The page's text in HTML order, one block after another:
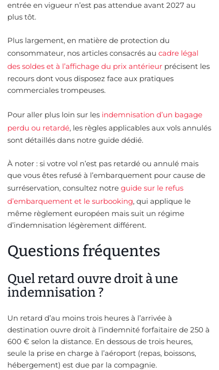
entrée en vigueur n’est pas attendue avant 2027 au
plus tôt.
Plus largement, en matière de protection du
consommateur, nos articles consacrés au cadre légal
des soldes et à l’affichage du prix antérieur précisent les
recours dont vous disposez face aux pratiques
commerciales trompeuses.
Pour aller plus loin sur les indemnisation d’un bagage
perdu ou retardé, les règles applicables aux vols annulés
sont détaillés dans notre guide dédié.
À noter : si votre vol n’est pas retardé ou annulé mais
que vous êtes refusé à l’embarquement pour cause de
surréservation, consultez notre guide sur le refus
d’embarquement et le surbooking, qui applique le
même règlement européen mais suit un régime
d’indemnisation légèrement différent.
Questions fréquentes
Quel retard ouvre droit à une
indemnisation ?
Un retard d’au moins trois heures à l’arrivée à
destination ouvre droit à l’indemnité forfaitaire de 250 à
600 € selon la distance. En dessous de trois heures,
seule la prise en charge à l’aéroport (repas, boissons,
hébergement) est due par la compagnie.